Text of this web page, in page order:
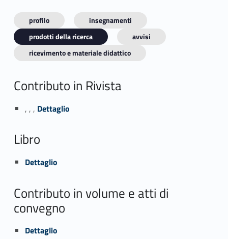
profilo
insegnamenti
prodotti della ricerca
avvisi
ricevimento e materiale didattico
Contributo in Rivista
, , , Link identifier #identifier_person_77453-1
Dettaglio
Libro
Link identifier #identifier_person_120332-2
Dettaglio
Contributo in volume e atti di
convegno
Link identifier #identifier_person_173723-3
Dettaglio